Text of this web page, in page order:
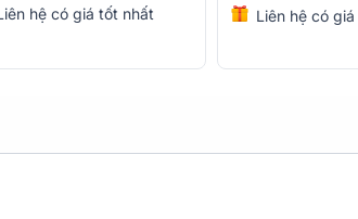
hệ có giá tốt nhất Liên hệ có